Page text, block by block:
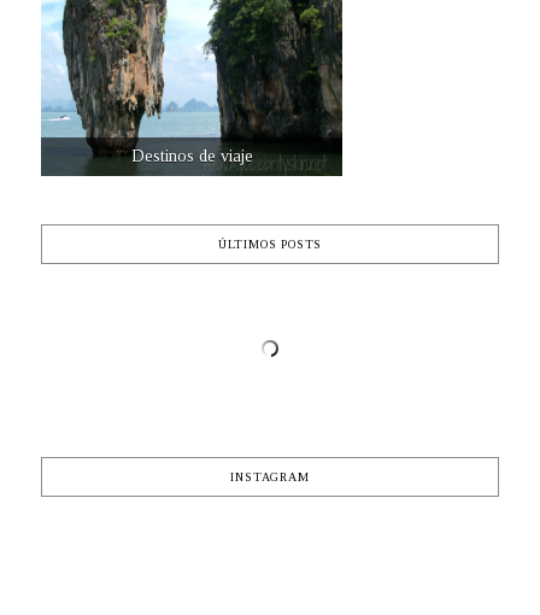
Destinos de viaje
ÚLTIMOS POSTS
INSTAGRAM